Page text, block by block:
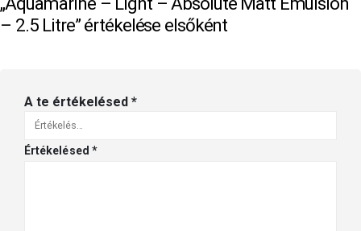
– 2.5 Litre” értékelése elsőként
A te értékelésed *
Értékelésed *